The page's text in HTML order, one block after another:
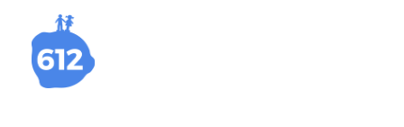
conteúdo